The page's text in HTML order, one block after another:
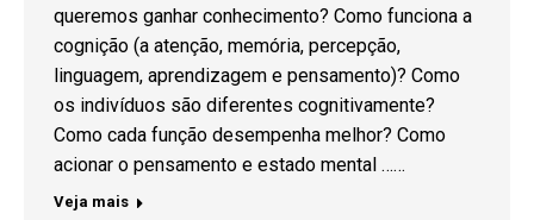
queremos ganhar conhecimento? Como funciona a
cognição (a atenção, memória, percepção,
linguagem, aprendizagem e pensamento)? Como
os indivíduos são diferentes cognitivamente?
Como cada função desempenha melhor? Como
acionar o pensamento e estado mental ……
Veja mais